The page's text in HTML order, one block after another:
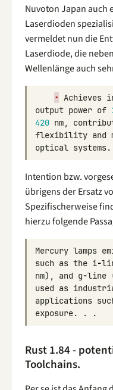
Nuvoton Japan auch
Laserdioden
vermeldet nun die
Laserdiode, die
Wellenlänge auch
• Achieves
output power of
420 nm,
flexibility and
optical systems.
Intention bzw.
übrigens der Ersatz
Spezifischerweise
hierzu folgende
Mercury lamps
such as the i-
nm), and g-line
used as
applications
exposure. . .
Rust 1.84 -
Toolchains.